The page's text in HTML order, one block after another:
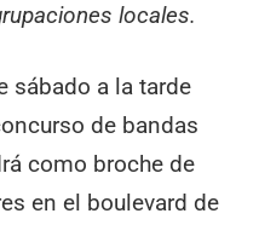
locales.
sábado a la tarde
de bandas
como broche de
en el boulevard de